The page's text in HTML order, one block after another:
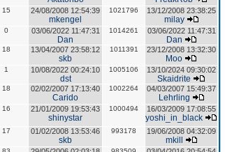
15 24/08/2008 12:54:39
mkengel
1021796 13/12/2008 23:38:25
milay
0 03/06/2022 11:47:31
Dan
1014261 03/06/2022 11:47:31
Dan
18 13/04/2007 23:58:12
skb
1011391 23/12/2008 13:32:30
Moo
1 10/08/2022 00:24:10
dst
1005106 13/10/2024 09:30:02
Skaidrite
18 02/02/2007 17:13:40
Carido
1002264 04/03/2007 15:49:37
Lehrling
16 21/01/2009 19:53:43
shinystar
1000494 16/03/2009 17:08:55
yoshi_in_black
17 01/02/2008 13:53:46
skb
993178 19/06/2008 04:32:09
mkill